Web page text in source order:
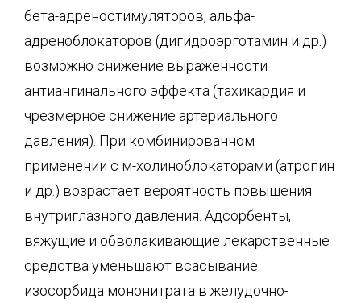
бета-адреностимуляторов, альфа-
адреноблокаторов (дигидроэрготамин и др.)
возможно снижение выраженности
антиангинального эффекта (тахикардия и
чрезмерное снижение артериального
давления). При комбинированном
применении с м-холиноблокаторами (атропин
и др.) возрастает вероятность повышения
внутриглазного давления. Адсорбенты,
вяжущие и обволакивающие лекарственные
средства уменьшают всасывание
изосорбида мононитрата в желудочно-